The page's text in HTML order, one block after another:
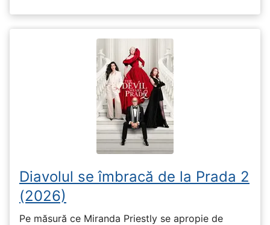
Diavolul se îmbracă de la Prada 2
(2026)
Pe măsură ce Miranda Priestly se apropie de